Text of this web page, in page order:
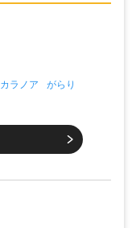
カラノア
がらり